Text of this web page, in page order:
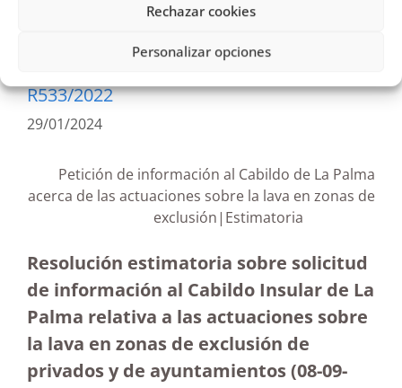
Rechazar cookies
Personalizar opciones
R533/2022
29/01/2024
Petición de información al Cabildo de La Palma
acerca de las actuaciones sobre la lava en zonas de
exclusión|Estimatoria
Resolución estimatoria sobre solicitud
de información al Cabildo Insular de La
Palma relativa a las actuaciones sobre
la lava en zonas de exclusión de
privados y de ayuntamientos (08-09-